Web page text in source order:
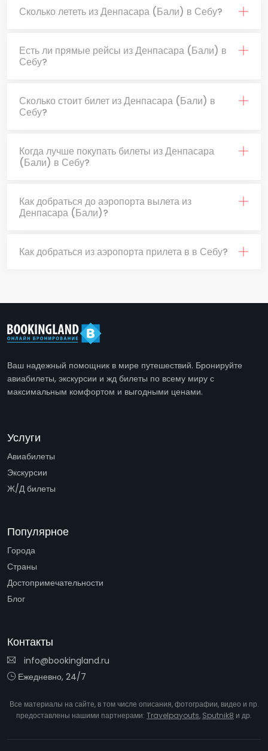
Сколько лететь из Денпасара (Бали) в Себу?
Есть ли прямые рейсы из Денпасара (Бали) в
Себу?
Сколько стоит билет из Денпасара (Бали) в
Себу?
Когда лучше покупать билеты из Денпасара
(Бали) в Себу?
Как добраться до аэропорта вылета из
Денпасара (Бали)?
Как добраться из аэропорта прилета в в Себу?
Ваш надежный помощник в мире путешествий. Бронируйте
авиабилеты, экскурсии и жд билеты по всему миру с
максимальным комфортом и выгодными ценами.
Услуги
Авиабилеты
Экскурсии
Ж/Д билеты
Популярное
Города
Страны
Достопримечательности
Блог
Контакты
info@bookingland.ru
Ежедневно, 24/7
Все материалы на сайте, в том числе описания, фотографии, видео и пр.
предоставлены нашими партнерами: Travelpayouts, Sputnik8 и др.